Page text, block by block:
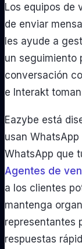
Los equipos de
de enviar
les ayude a
un seguimiento
conversación
e Interakt
Eazybe está
usan WhatsApp
WhatsApp que
Agentes de
a los clientes
mantenga
representantes
respuestas